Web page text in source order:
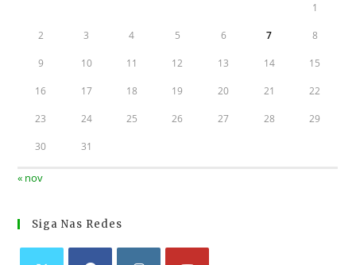
1
2 3 4 5 6 7 8
9 10 11 12 13 14 15
16 17 18 19 20 21 22
23 24 25 26 27 28 29
30 31
« nov
Siga Nas Redes